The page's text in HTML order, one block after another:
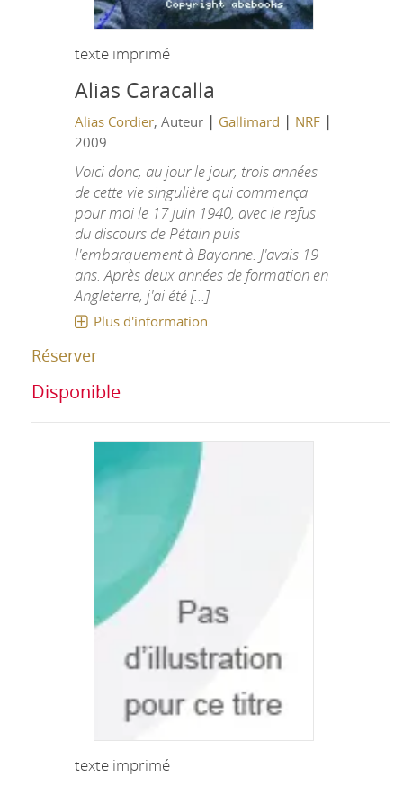
texte imprimé
Alias Caracalla
Alias Cordier, Auteur | Gallimard | NRF|
2009
Voici donc, au jour le jour, trois années
de cette vie singulière qui commença
pour moi le 17 juin 1940, avec le refus
du discours de Pétain puis
l'embarquement à Bayonne. J'avais 19
ans. Après deux années de formation en
Angleterre, j'ai été [...]
Plus d'information...
Réserver
Disponible
texte imprimé